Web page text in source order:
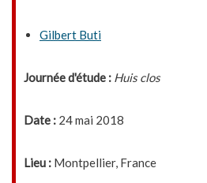
Gilbert Buti
Journée d'étude : Huis clos
Date : 24 mai 2018
Lieu : Montpellier, France